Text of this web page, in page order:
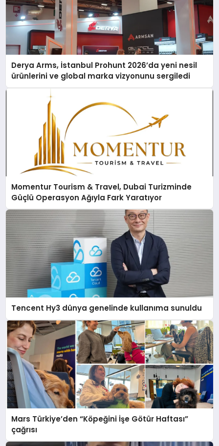
Derya Arms, İstanbul Prohunt 2026’da yeni nesil
ürünlerini ve global marka vizyonunu sergiledi
Momentur Tourism & Travel, Dubai Turizminde
Güçlü Operasyon Ağıyla Fark Yaratıyor
Tencent Hy3 dünya genelinde kullanıma sunuldu
Mars Türkiye’den “Köpeğini İşe Götür Haftası”
çağrısı